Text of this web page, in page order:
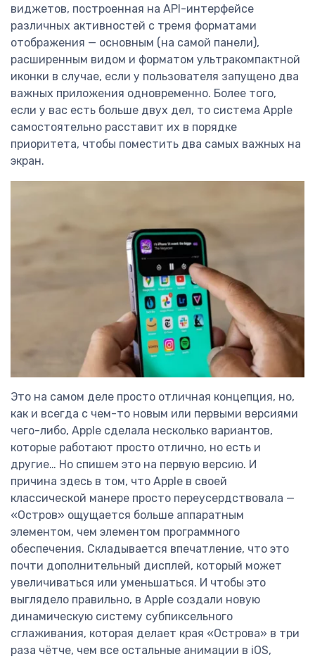
виджетов, построенная на API-интерфейсе
различных активностей с тремя форматами
отображения — основным (на самой панели),
расширенным видом и форматом ультракомпактной
иконки в случае, если у пользователя запущено два
важных приложения одновременно. Более того,
если у вас есть больше двух дел, то система Apple
самостоятельно расставит их в порядке
приоритета, чтобы поместить два самых важных на
экран.
Это на самом деле просто отличная концепция, но,
как и всегда с чем-то новым или первыми версиями
чего-либо, Apple сделала несколько вариантов,
которые работают просто отлично, но есть и
другие… Но спишем это на первую версию. И
причина здесь в том, что Apple в своей
классической манере просто переусердствовала —
«Остров» ощущается больше аппаратным
элементом, чем элементом программного
обеспечения. Складывается впечатление, что это
почти дополнительный дисплей, который может
увеличиваться или уменьшаться. И чтобы это
выглядело правильно, в Apple создали новую
динамическую систему субпиксельного
сглаживания, которая делает края «Острова» в три
раза чётче, чем все остальные анимации в iOS,